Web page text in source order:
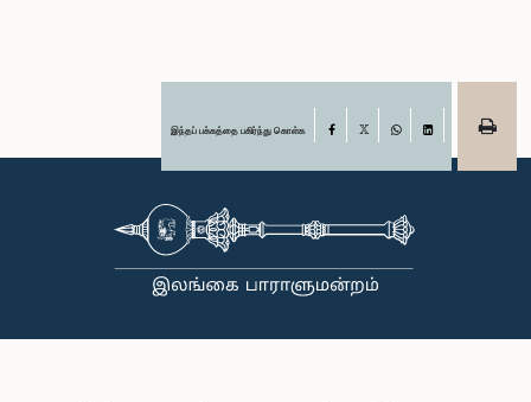
இந்தப் பக்கத்தை பகிர்ந்து கொள்க Facebook